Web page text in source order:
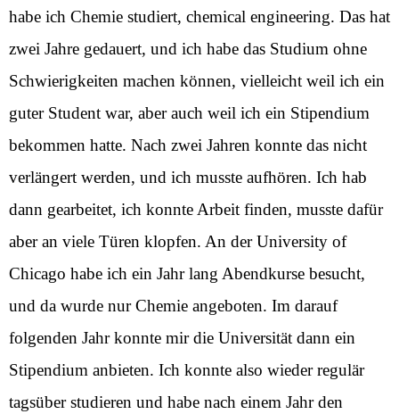
habe ich Chemie studiert, chemical engineering. Das hat
zwei Jahre gedauert, und ich habe das Studium ohne
Schwierigkeiten machen können, vielleicht weil ich ein
guter Student war, aber auch weil ich ein Stipendium
bekommen hatte. Nach zwei Jahren konnte das nicht
verlängert werden, und ich musste aufhören. Ich hab
dann gearbeitet, ich konnte Arbeit finden, musste dafür
aber an viele Türen klopfen. An der University of
Chicago habe ich ein Jahr lang Abendkurse besucht,
und da wurde nur Chemie angeboten. Im darauf
folgenden Jahr konnte mir die Universität dann ein
Stipendium anbieten. Ich konnte also wieder regulär
tagsüber studieren und habe nach einem Jahr den